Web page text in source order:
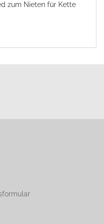
zum Nieten für Kette